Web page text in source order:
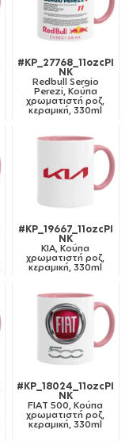
#KP_27768_11ozcPI
NK
Redbull Sergio
Perezi, Κούπα
χρωματιστή ροζ,
κεραμική, 330ml
#KP_19667_11ozcPI
NK
KIA, Κούπα
χρωματιστή ροζ,
κεραμική, 330ml
#KP_18024_11ozcPI
NK
FIAT 500, Κούπα
χρωματιστή ροζ,
κεραμική, 330ml